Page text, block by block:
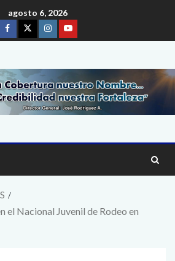
agosto 6, 2026
el Nacional Juvenil de Rodeo en